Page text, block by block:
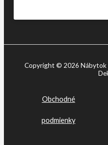
Copyright © 2026 Nábytok
Obchodné
podmienky